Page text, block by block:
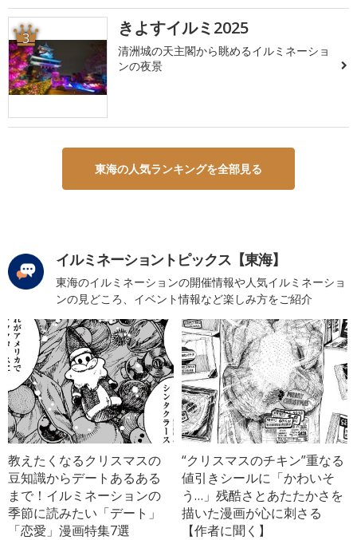
3 きよすイルミ2025
清洲城の天主閣から眺めるイルミネーショ
ンの夜景
東海の人気ランキングを全部見る
イルミネーショントピックス【東海】
東海のイルミネーションの開催情報や人気イルミネーショ
ンの見どころ、イベント情報など楽しみ方をご紹介
教えたくなるクリスマスの
豆知識からデートあるある
まで！イルミネーションの
季節に読みたい「デート」
「恋愛」漫画特集7選
“クリスマスのチキン”重なる
値引きシールに「かわいそ
う…」残酷さとあたたかさを
描いた漫画が心に刺さる
【作者に聞く】